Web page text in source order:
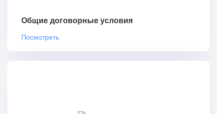
Общие договорные условия
Посмотреть